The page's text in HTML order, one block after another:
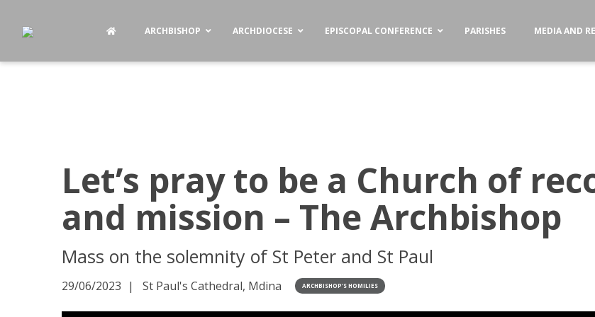
ARCHBISHOP ARCHDIOCESE EPISCOPAL CONFERENCE PARISHES MEDIA AND
Let’s pray to be a Church of
and mission – The Archbishop
Mass on the solemnity of St Peter and St Paul
29/06/2023 St Paul's Cathedral, Mdina ARCHBISHOP'S HOMILIES